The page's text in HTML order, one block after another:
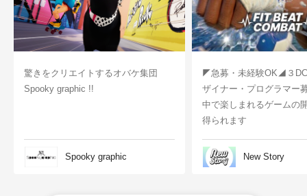
驚きをクリエイトするオバケ集団
Spooky graphic !!
Spooky graphic
◤急募・未経験OK◢３
ザイナー・プログラマー
中で楽しまれるゲームの
得られます
New Story